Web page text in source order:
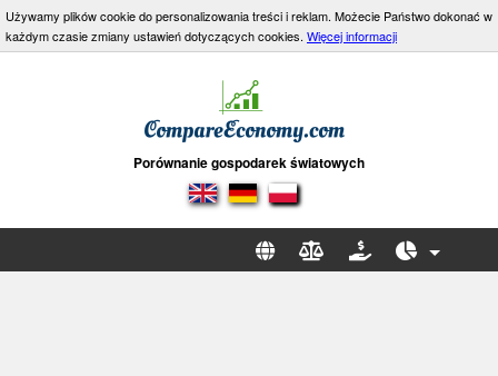
Używamy plików cookie do personalizowania treści i reklam. Możecie Państwo dokonać w
każdym czasie zmiany ustawień dotyczących cookies. Więcej informacji
Porównanie gospodarek światowych